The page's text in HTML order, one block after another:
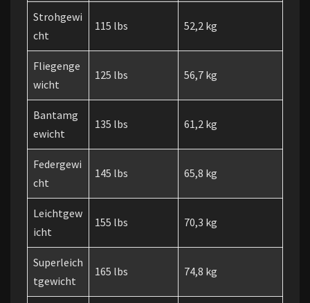
Strohgewi
cht
115 lbs 52,2 kg
Fliegenge
wicht
125 lbs 56,7 kg
Bantamg
ewicht
135 lbs 61,2 kg
Federgewi
cht
145 lbs 65,8 kg
Leichtgew
icht
155 lbs 70,3 kg
Superleich
tgewicht
165 lbs 74,8 kg